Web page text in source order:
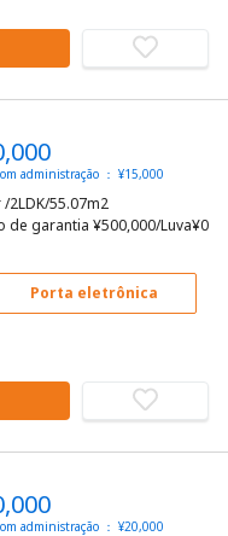
administração ： ¥15,000
/2LDK/55.07m2
de garantia ¥500,000/Luva¥0
Porta eletrônica
administração ： ¥20,000